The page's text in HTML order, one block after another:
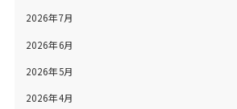
2026年7月
2026年6月
2026年5月
2026年4月